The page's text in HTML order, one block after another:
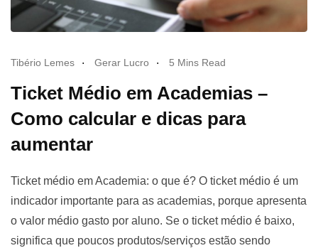
Tibério Lemes Gerar Lucro 5 Mins Read
Ticket Médio em Academias –
Como calcular e dicas para
aumentar
Ticket médio em Academia: o que é? O ticket médio é um
indicador importante para as academias, porque apresenta
o valor médio gasto por aluno. Se o ticket médio é baixo,
significa que poucos produtos/serviços estão sendo